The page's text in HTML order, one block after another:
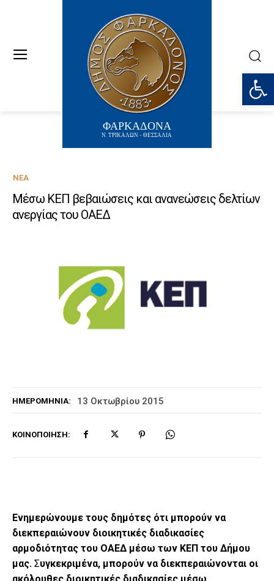
ΦΑΡΚΑΔΟΝΑ
Ν. ΤΡΙΚΑΛΩΝ - ΘΕΣΣΑΛΙΑ
ΗΜΕΡΟΜΗΝΊΑ: 13 Οκτωβρίου 2015
ΚΟΙΝΟΠΟΊΗΣΗ:
ΝΈΑ
Μέσω ΚΕΠ βεβαιώσεις και ανανεώσεις δελτίων
ανεργίας του ΟΑΕΔ
Ενημερώνουμε τους δημότες ότι μπορούν να
διεκπεραιώνουν διοικητικές διαδικασίες
αρμοδιότητας του ΟΑΕΔ μέσω των ΚΕΠ του Δήμου
μας. Συγκεκριμένα, μπορούν να διεκπεραιώνονται οι
ακόλουθες διοικητικές διαδικασίες μέσω